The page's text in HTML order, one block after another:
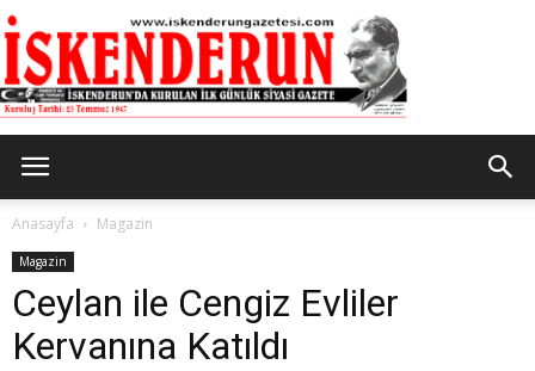
Gazetesi
Anasayfa Magazin
Magazin
Ceylan ile Cengiz Evliler
Kervanına Katıldı